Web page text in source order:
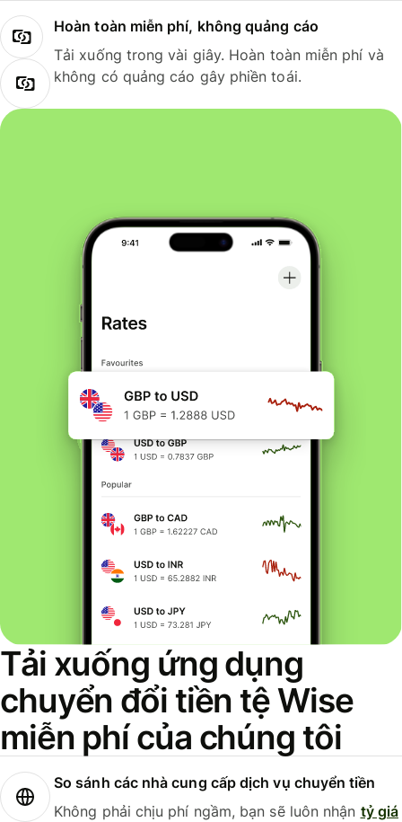
Hoàn toàn miễn phí, không quảng cáo
Tải xuống trong vài giây. Hoàn toàn miễn phí và
không có quảng cáo gây phiền toái.
Tải xuống ứng dụng
chuyển đổi tiền tệ Wise
miễn phí của chúng tôi
So sánh các nhà cung cấp dịch vụ chuyển tiền
Không phải chịu phí ngầm, bạn sẽ luôn nhận tỷ giá